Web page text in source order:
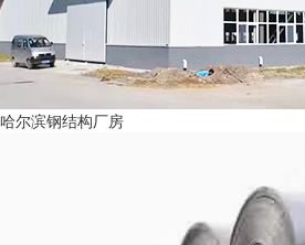
哈尔滨钢结构厂房